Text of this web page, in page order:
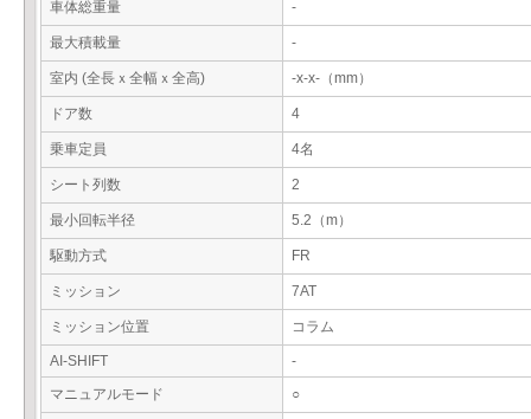
車体総重量 -
最大積載量 -
室内 (全長ｘ全幅ｘ全高) -x-x-（mm）
ドア数 4
乗車定員 4名
シート列数 2
最小回転半径 5.2（m）
駆動方式 FR
ミッション 7AT
ミッション位置 コラム
AI-SHIFT
-
マニュアルモード
○